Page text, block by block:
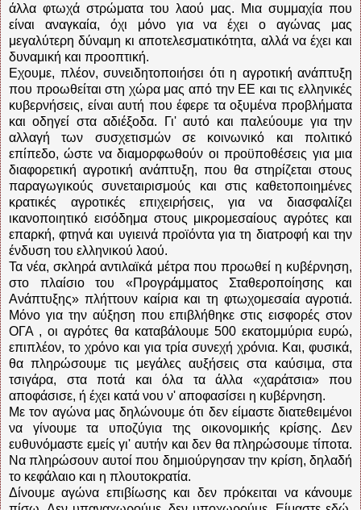
άλλα φτωχά στρώματα του λαού μας. Μια συμμαχία που
είναι αναγκαία, όχι μόνο για να έχει ο αγώνας μας
μεγαλύτερη δύναμη κι αποτελεσματικότητα, αλλά να έχει και
δυναμική και προοπτική.
Εχουμε, πλέον, συνειδητοποιήσει ότι η αγροτική ανάπτυξη
που προωθείται στη χώρα μας από την ΕΕ και τις ελληνικές
κυβερνήσεις, είναι αυτή που έφερε τα οξυμένα προβλήματα
και οδηγεί στα αδιέξοδα. Γι' αυτό και παλεύουμε για την
αλλαγή των συσχετισμών σε κοινωνικό και πολιτικό
επίπεδο, ώστε να διαμορφωθούν οι προϋποθέσεις για μια
διαφορετική αγροτική ανάπτυξη, που θα στηρίζεται στους
παραγωγικούς συνεταιρισμούς και στις καθετοποιημένες
κρατικές αγροτικές επιχειρήσεις, για να διασφαλίζει
ικανοποιητικό εισόδημα στους μικρομεσαίους αγρότες και
επαρκή, φτηνά και υγιεινά προϊόντα για τη διατροφή και την
ένδυση του ελληνικού λαού.
Τα νέα, σκληρά αντιλαϊκά μέτρα που προωθεί η κυβέρνηση,
στο πλαίσιο του «Προγράμματος Σταθεροποίησης και
Ανάπτυξης» πλήττουν καίρια και τη φτωχομεσαία αγροτιά.
Μόνο για την αύξηση που επιβλήθηκε στις εισφορές στον
ΟΓΑ , οι αγρότες θα καταβάλουμε 500 εκατομμύρια ευρώ,
επιπλέον, το χρόνο και για τρία συνεχή χρόνια. Και, φυσικά,
θα πληρώσουμε τις μεγάλες αυξήσεις στα καύσιμα, στα
τσιγάρα, στα ποτά και όλα τα άλλα «χαράτσια» που
αποφάσισε, ή έχει κατά νου ν' αποφασίσει η κυβέρνηση.
Με τον αγώνα μας δηλώνουμε ότι δεν είμαστε διατεθειμένοι
να γίνουμε τα υποζύγια της οικονομικής κρίσης. Δεν
ευθυνόμαστε εμείς γι' αυτήν και δεν θα πληρώσουμε τίποτα.
Να πληρώσουν αυτοί που δημιούργησαν την κρίση, δηλαδή
το κεφάλαιο και η πλουτοκρατία.
Δίνουμε αγώνα επιβίωσης και δεν πρόκειται να κάνουμε